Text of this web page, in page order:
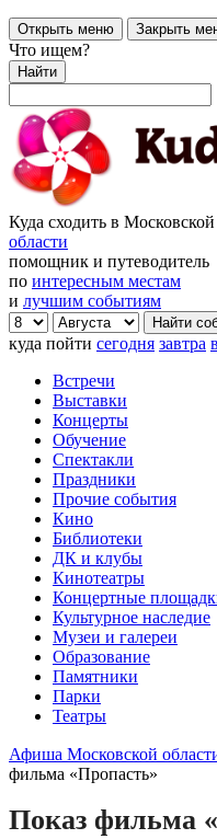
Открыть меню Закрыть
Что ищем?
Найти
Куда сходить в
области
помощник и путеводитель
по интересным местам
и лучшим событиям
куда пойти сегодня завтра
Встречи
Выставки
Концерты
Обучение
Спектакли
Праздники
Прочие события
Кино
Библиотеки
ДК и клубы
Кинотеатры
Концертные
Культурное наследие
Музеи и галереи
Образование
Памятники
Парки
Театры
Афиша Московской
фильма «Пропасть»
Показ фильма